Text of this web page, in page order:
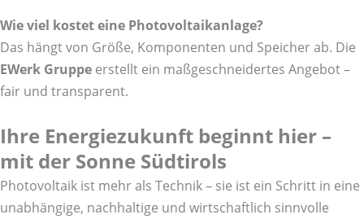
Wie viel kostet eine Photovoltaikanlage?
Das hängt von Größe, Komponenten und Speicher ab. Die
EWerk Gruppe erstellt ein maßgeschneidertes Angebot –
fair und transparent.
Ihre Energiezukunft beginnt hier –
mit der Sonne Südtirols
Photovoltaik ist mehr als Technik – sie ist ein Schritt in eine
unabhängige, nachhaltige und wirtschaftlich sinnvolle